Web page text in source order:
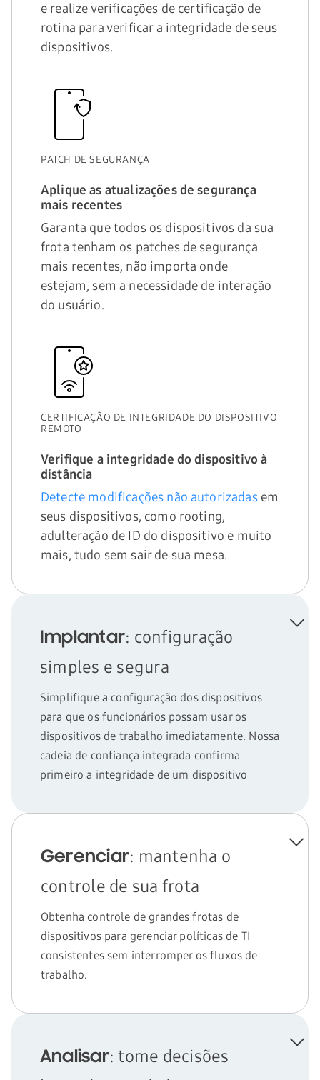
e realize verificações de certificação de
rotina para verificar a integridade de seus
dispositivos.
PATCH DE SEGURANÇA
Aplique as atualizações de segurança
mais recentes
Garanta que todos os dispositivos da sua
frota tenham os patches de segurança
mais recentes, não importa onde
estejam, sem a necessidade de interação
do usuário.
CERTIFICAÇÃO DE INTEGRIDADE DO DISPOSITIVO
REMOTO
Verifique a integridade do dispositivo à
distância
Detecte modificações não autorizadasem
seus dispositivos, como rooting,
adulteração de ID do dispositivo e muito
mais, tudo sem sair de sua mesa.
Implantar: configuração
simples e segura
Simplifique a configuração dos dispositivos
para que os funcionários possam usar os
dispositivos de trabalho imediatamente. Nossa
cadeia de confiança integrada confirma
primeiro a integridade de um dispositivo
Realize uma configuração rápida e fácil
Simplifique o assistente de configuração
automatize logins no UEM e defina
rapidamente as configurações de Wi-Fi.
Gerenciar: mantenha o
controle de sua frota
Obtenha controle de grandes frotas de
dispositivos para gerenciar políticas de TI
consistentes sem interromper os fluxos de
trabalho.
Analisar: tome decisões